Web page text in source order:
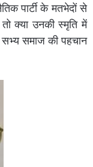
पार्टी के मतभेदों से
क्या उनकी स्मृति में
समाज की पहचान